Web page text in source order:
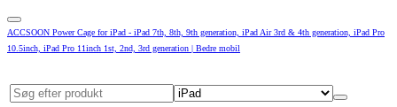
ACCSOON Power Cage for iPad - iPad 7th, 8th, 9th generation, iPad Air 3rd & 4th generation, iPad Pro
10.5inch, iPad Pro 11inch 1st, 2nd, 3rd generation | Bedre mobil